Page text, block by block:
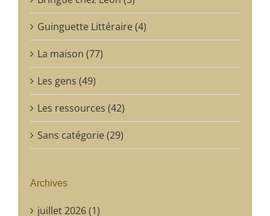
Guinguette Littéraire (4)
La maison (77)
Les gens (49)
Les ressources (42)
Sans catégorie (29)
Archives
juillet 2026 (1)